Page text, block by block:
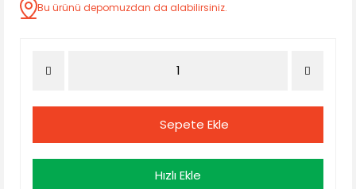
Bu ürünü depomuzdan da alabilirsiniz.
Sepete Ekle
Hızlı Ekle